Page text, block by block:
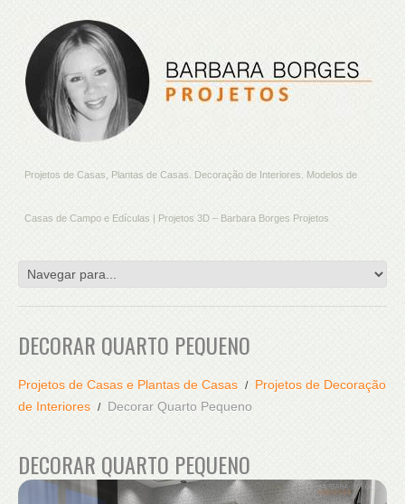
Projetos de Casas, Plantas de Casas. Decoração de Interiores. Modelos de
Casas de Campo e Edículas | Projetos 3D – Barbara Borges Projetos
DECORAR QUARTO PEQUENO
Projetos de Casas e Plantas de Casas
Projetos de Decoração
de Interiores
Decorar Quarto Pequeno
DECORAR QUARTO PEQUENO